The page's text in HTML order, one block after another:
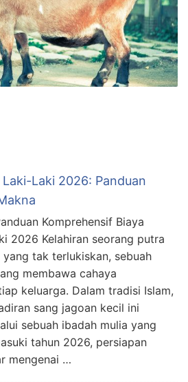
Laki 2026: Panduan
Komprehensif Biaya
2026 Kelahiran seorang putra
tak terlukiskan, sebuah
membawa cahaya
keluarga. Dalam tradisi Islam,
sang jagoan kecil ini
sebuah ibadah mulia yang
tahun 2026, persiapan
mengenai …